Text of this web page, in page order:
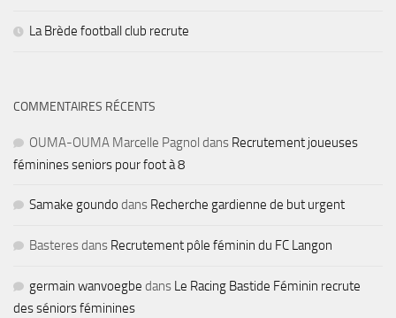
La Brède football club recrute
COMMENTAIRES RÉCENTS
OUMA-OUMA Marcelle Pagnol dans Recrutement joueuses
féminines seniors pour foot à 8
Samake goundo dans Recherche gardienne de but urgent
Basteresdans Recrutement pôle féminin du FC Langon
germain wanvoegbe dans Le Racing Bastide Féminin recrute
des séniors féminines